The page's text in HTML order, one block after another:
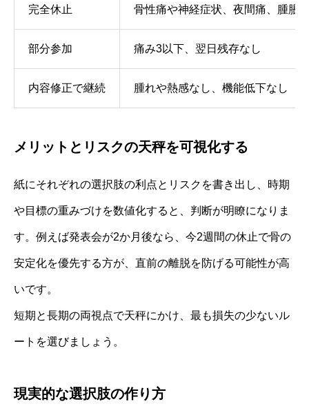
完全休止 骨性痛や神経症状、夜間痛、腫脹
部分参加 痛み3以下、翌日残存なし
内容修正で継続 腫れや熱感なし、機能低下なし
メリットとリスクの天秤を可視化する
紙にそれぞれの選択肢の利点とリスクを書き出し、時期
や目標の重みづけを数値化すると、判断が明瞭になりま
す。例えば発表会が2か月後なら、今2週間の休止で骨の
安定化を優先する方が、直前の離脱を防げる可能性が高
いです。
短期と長期の両視点で天秤にかけ、最も損失の少ないル
ートを選びましょう。
現実的な選択肢の作り方